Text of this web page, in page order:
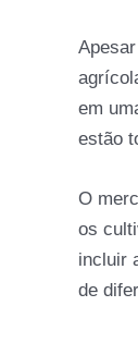
em
estão
O
os
incluir
de